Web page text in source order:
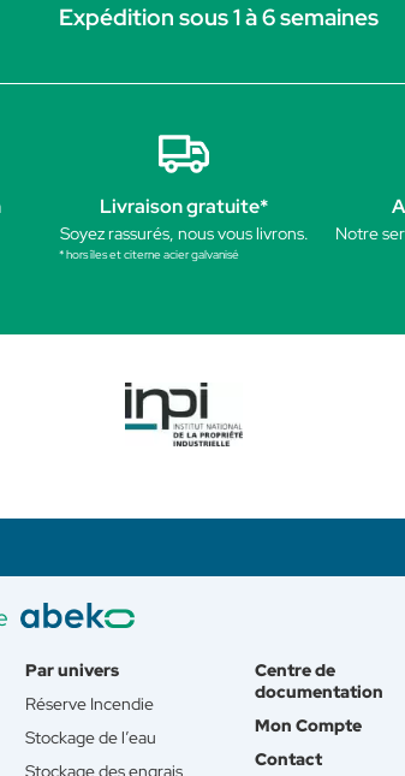
Expédition sous 1 à 6 semaines
Livraison gratuite*
Soyez rassurés, nous vous livrons.
* hors îles et citerne acier galvanisé
Notre
Par univers
Réserve Incendie
Stockage de l’eau
Centre de
documentation
Mon Compte
Contact